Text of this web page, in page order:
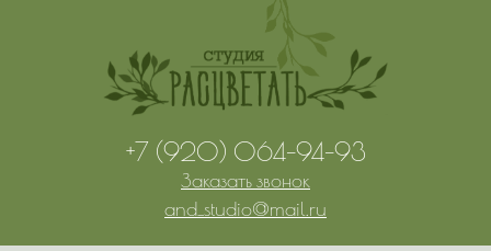
+7 (920) 064-94-93
Заказать звонок
and_studio@mail.ru